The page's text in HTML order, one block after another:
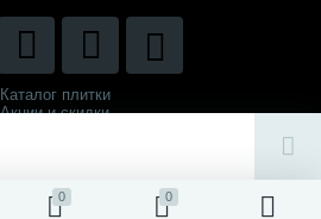
0 0
Каталог плитки
Акции и скидки